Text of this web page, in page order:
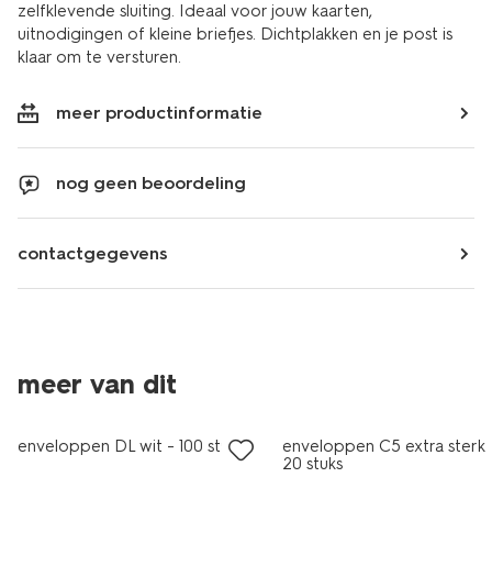
zelfklevende sluiting. Ideaal voor jouw kaarten,
uitnodigingen of kleine briefjes. Dichtplakken en je post is
klaar om te versturen.
meer productinformatie
nog geen beoordeling
contactgegevens
meer van dit
nieuw
enveloppen DL wit - 100 stuks
enveloppen C5 extra sterk
20 stuks